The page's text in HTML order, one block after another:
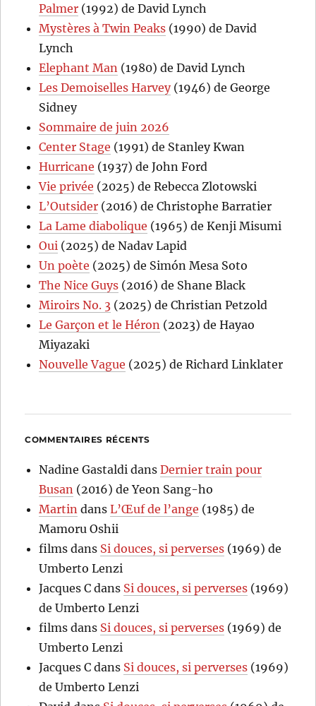
Palmer (1992) de David Lynch
Mystères à Twin Peaks (1990) de David
Lynch
Elephant Man (1980) de David Lynch
Les Demoiselles Harvey(1946) de George
Sidney
Sommaire de juin 2026
Center Stage (1991) de Stanley Kwan
Hurricane (1937) de John Ford
Vie privée (2025) de Rebecca Zlotowski
L’Outsider (2016) de Christophe Barratier
La Lame diabolique (1965) de Kenji Misumi
Oui (2025) de Nadav Lapid
Un poète (2025) de Simón Mesa Soto
The Nice Guys (2016) de Shane Black
Miroirs No. 3 (2025) de Christian Petzold
Le Garçon et le Héron (2023) de Hayao
Miyazaki
Nouvelle Vague (2025) de Richard Linklater
COMMENTAIRES RÉCENTS
Nadine Gastaldi dansDernier train pour
Busan (2016) de Yeon Sang-ho
Martin dansL’Œuf de l’ange (1985) de
Mamoru Oshii
films dans Si douces, si perverses (1969) de
Umberto Lenzi
Jacques C dans Si douces, si perverses (1969)
de Umberto Lenzi
films dans Si douces, si perverses (1969) de
Umberto Lenzi
Jacques C dans Si douces, si perverses (1969)
de Umberto Lenzi